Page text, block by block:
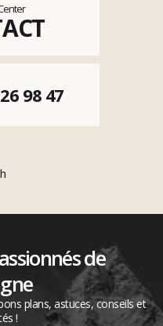
98 47
de
plans, astuces, conseils et
!